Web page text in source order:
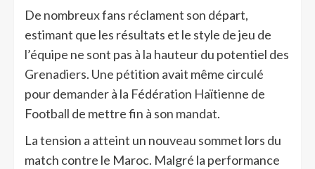
De nombreux fans réclament son départ,
estimant que les résultats et le style de jeu de
l’équipe ne sont pas à la hauteur du potentiel des
Grenadiers. Une pétition avait même circulé
pour demander à la Fédération Haïtienne de
Football de mettre fin à son mandat.
La tension a atteint un nouveau sommet lors du
match contre le Maroc. Malgré la performance